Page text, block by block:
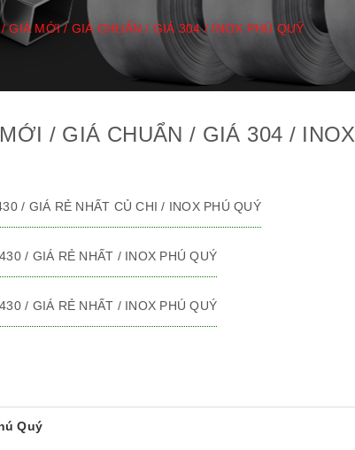
GIÁ MỚI / GIÁ CHUẨN / GIÁ 304 / INOX PHÚ QUÝ
/ GIÁ CHUẨN / GIÁ 304 / INOX
/ GIÁ RẺ NHẤT CỦ CHI / INOX PHÚ QUÝ
/ GIÁ RẺ NHẤT / INOX PHÚ QUÝ
/ GIÁ RẺ NHẤT / INOX PHÚ QUÝ
Quý